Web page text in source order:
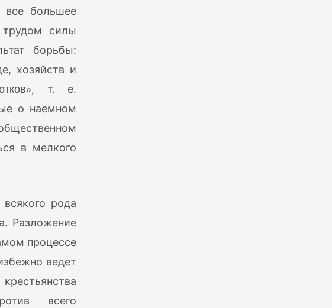
все большее
силы
борьбы:
хозяйств и
, т. е.
о наемном
в мелкого
рода
Разложение
процессе
ведет
всего